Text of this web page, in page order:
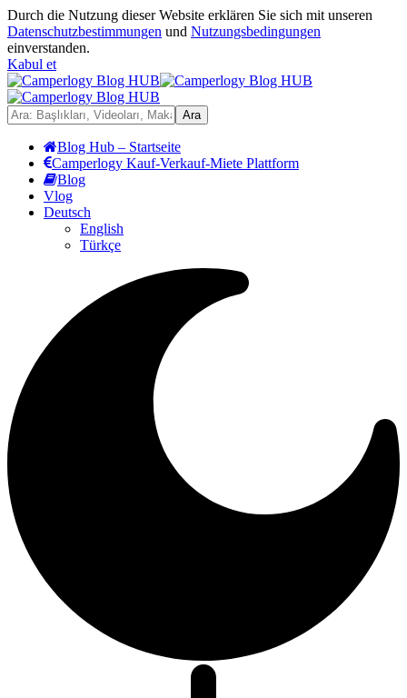
Durch die Nutzung dieser Website erklären Sie sich mit unseren
Datenschutzbestimmungen und Nutzungsbedingungen
einverstanden.
Kabul et
Blog Hub – Startseite
Camperlogy Kauf-Verkauf-Miete Plattform
Blog
Vlog
Deutsch
English
Türkçe